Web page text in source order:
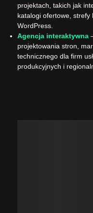
projektach, takich jak
katalogi ofertowe,
WordPress.
Agencja interaktywna
projektowania stron,
technicznego dla firm
produkcyjnych i